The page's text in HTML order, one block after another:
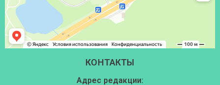
КОНТАКТЫ
Адрес редакции: